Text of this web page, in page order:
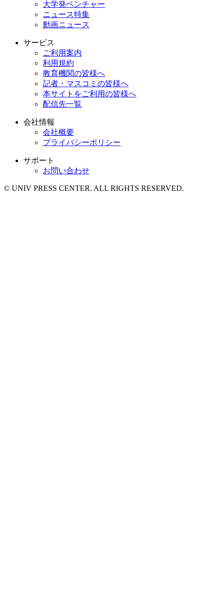
大学発ベンチャー
ニュース特集
動画ニュース
サービス
ご利用案内
利用規約
教育機関の皆様へ
記者・マスコミの皆様へ
本サイトをご利用の皆様へ
配信先一覧
会社情報
会社概要
プライバシーポリシー
サポート
お問い合わせ
© UNIV PRESS CENTER. ALL RIGHTS RESERVED.